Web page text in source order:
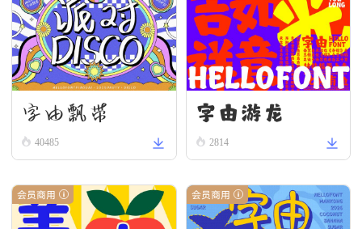
字由飘带
40485
字由游龙
2814
会员商用 会员商用